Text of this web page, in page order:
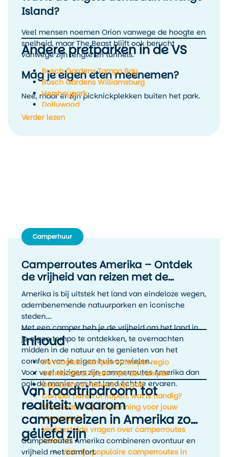
Island?
Veel mensen noemen Orion vanwege de hoogte en
snelheid, maar The Beast blijft ook berucht
vanwege zijn lengte en tunnels.
Mag je eigen eten meenemen?
Nee, maar er zijn picknickplekken buiten het park.
Hoeveel kost parkeren?
Parkeren kost rond de 25 dollar per dag.
Andere pretparken in de VS
Busch Gardens Tampa Bay
Busch Gardens Williamsburg
Hersheypark
Dollywood
Silver Dollar City
Verder lezen
Camperhuur
Camperroutes Amerika – Ontdek
de vrijheid van reizen met de
camper
Amerika is bij uitstek het land van eindeloze wegen,
adembenemende natuurparken en iconische
steden.
Met een camper heb je de vrijheid om het land in
je eigen tempo te ontdekken, te overnachten
midden in de natuur en te genieten van het
comfort van je eigen huis op wielen.
Voor veel reizigers zijn camperroutes Amerika dan
ook dé manier om het land écht te ervaren.
Inhoud
De mooiste camperroutes per regio
Comfortabel reizen met de camper
Duurzaam en bewust op pad
Camper huren of kopen: wat is handig?
Wat staat er op de planning voor jouw
camperreis?
Veelgestelde vragen over camperroutes
Amerika
Wat zijn populaire camperroutes in
Van roadtripdroom tot
realiteit: waarom
camperreizen in Amerika zo
geliefd zijn
Camperroutes Amerika combineren avontuur en
vrijheid met comfort.